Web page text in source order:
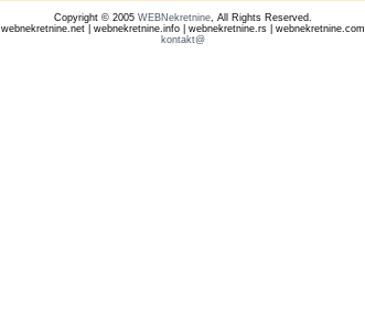
Copyright © 2005 WEBNekretnine, All Rights Reserved.
webnekretnine.net | webnekretnine.info | webnekretnine.rs | webnekretnine.com
kontakt@